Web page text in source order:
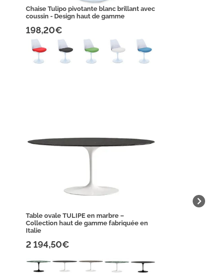
Chaise Tulipo pivotante blanc brillant avec
coussin - Design haut de gamme
198,20€
Table ovale TULIPE en marbre –
Collection haut de gamme fabriquée en
Italie
2 194,50€